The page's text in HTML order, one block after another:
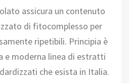
assicura un contenuto
di fitocomplesso per
ripetibili. Principia è
e moderna linea di estratti
che esista in Italia.